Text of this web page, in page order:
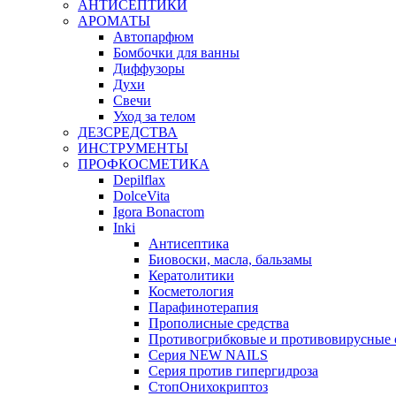
АНТИСЕПТИКИ
АРОМАТЫ
Автопарфюм
Бомбочки для ванны
Диффузоры
Духи
Свечи
Уход за телом
ДЕЗСРЕДСТВА
ИНСТРУМЕНТЫ
ПРОФКОСМЕТИКА
Depilflax
DolceVita
Igora Bonacrom
Inki
Антисептика
Биовоски, масла, бальзамы
Кератолитики
Косметология
Парафинотерапия
Прополисные средства
Противогрибковые и противовирусные
Серия NEW NAILS
Серия против гипергидроза
СтопОнихокриптоз